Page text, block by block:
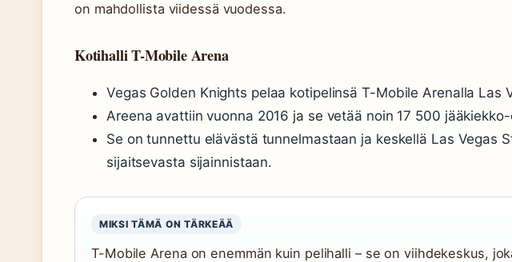
on mahdollista viidessä vuodessa.
Kotihalli T-Mobile Arena
Vegas Golden Knights pelaa kotipelinsä T-Mobile Arenalla Las
Areena avattiin vuonna 2016 ja se vetää noin 17 500
Se on tunnettu elävästä tunnelmastaan ja keskellä Las Vegas
sijaitsevasta sijainnistaan.
MIKSI TÄMÄ ON TÄRKEÄÄ
T-Mobile Arena on enemmän kuin pelihalli – se on viihdekeskus,